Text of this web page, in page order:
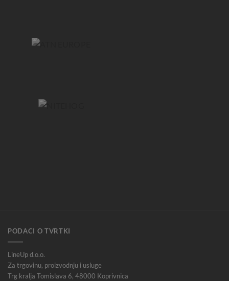
PODACI O TVRTKI
LineUp d.o.o.
Za trgovinu, proizvodnju i usluge
Trg kralja Tomislava 6, 48000 Koprivnica